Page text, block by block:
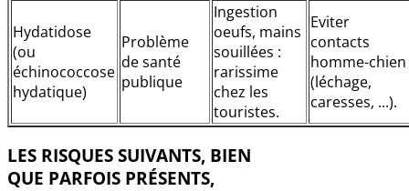
Hydatidose
(ou
échinococcose
hydatique)
Problème
de santé
publique
Ingestion
oeufs, mains
souillées :
rarissime
chez les
touristes.
Eviter
contacts
homme-chien
(léchage,
caresses, ...).
LES RISQUES SUIVANTS, BIEN
QUE PARFOIS PRÉSENTS,